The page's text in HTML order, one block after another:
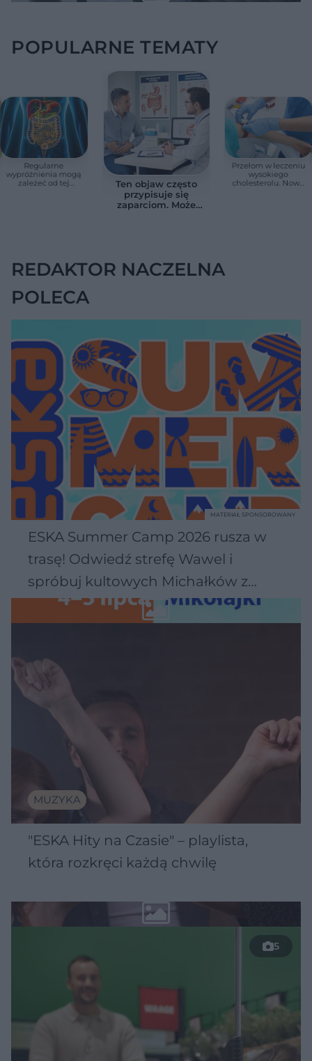
POPULARNE TEMATY
Regularne
wypróżnienia mogą
zależeć od tej
Ten objaw często
przypisuje się
zaparciom. Może
Przełom w leczeniu
wysokiego
cholesterolu. Nowa
REDAKTOR NACZELNA
POLECA
ESKA Summer Camp 2026 rusza w
trasę! Odwiedź strefę Wawel i
spróbuj kultowych Michałków z
Wawelu
MATERIAŁ SPONSOROWANY
MUZYKA
"ESKA Hity na Czasie" – playlista,
która rozkręci każdą chwilę
5